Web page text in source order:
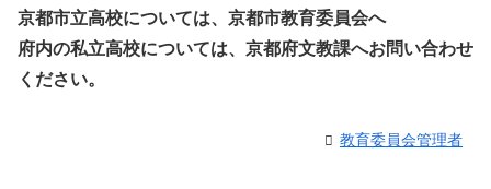
京都市立高校については、京都市教育委員会へ
府内の私立高校については、京都府文教課へお問い合わせ
ください。
教育委員会管理者